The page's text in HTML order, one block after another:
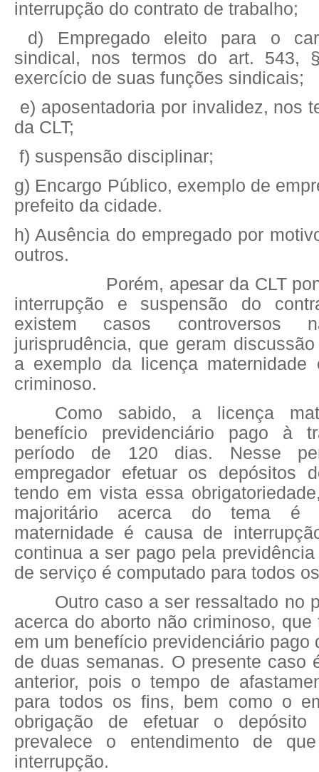
interrupção do contrato de trabalho;
d) Empregado eleito para o
sindical, nos termos do art. 543,
exercício de suas funções sindicais;
e) aposentadoria por invalidez, nos
da CLT;
f) suspensão disciplinar;
g) Encargo Público, exemplo de
prefeito da cidade.
h) Ausência do empregado por
outros.
Porém, apesar da CLT
interrupção e suspensão do
existem casos controversos
jurisprudência, que geram
a exemplo da licença
criminoso.
Como sabido, a licença
benefício previdenciário pago à
período de 120 dias. Nesse
empregador efetuar os depósitos
tendo em vista essa
majoritário acerca do tema é
maternidade é causa de
continua a ser pago pela
de serviço é computado para todos
Outro caso a ser ressaltado no
acerca do aborto não criminoso, que
em um benefício previdenciário pago
de duas semanas. O presente caso
anterior, pois o tempo de
para todos os fins, bem como o
obrigação de efetuar o depósito
prevalece o entendimento de
interrupção.